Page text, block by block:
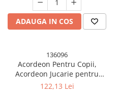
ADAUGA IN COS
136096
Acordeon Pentru Copii,
Acordeon Jucarie pentru
Educatie Timpurie, 7 butoane
122,13 Lei